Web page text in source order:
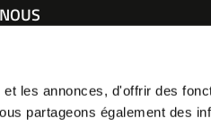
les annonces, d'offrir des
partageons également des